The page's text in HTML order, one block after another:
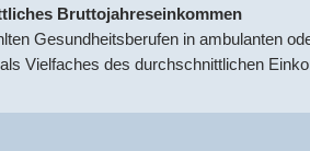
Bruttojahreseinkommen
Gesundheitsberufen in ambulanten
Vielfaches des durchschnittlichen